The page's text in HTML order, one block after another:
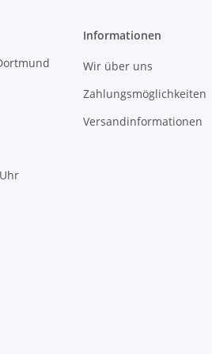
Informationen
Wir über uns
Zahlungsmöglichkeiten
Versandinformationen